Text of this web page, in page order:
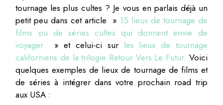
tournage les plus cultes ? Je vous en parlais déjà un
petit peu dans cet article » 15 lieux de tournage de
films ou de séries cultes qui donnent envie de
voyager » et celui-ci sur les lieux de tournage
californiens de la trilogie Retour Vers Le Futur. Voici
quelques exemples de lieux de tournage de films et
de séries à intégrer dans votre prochain road trip
aux USA :